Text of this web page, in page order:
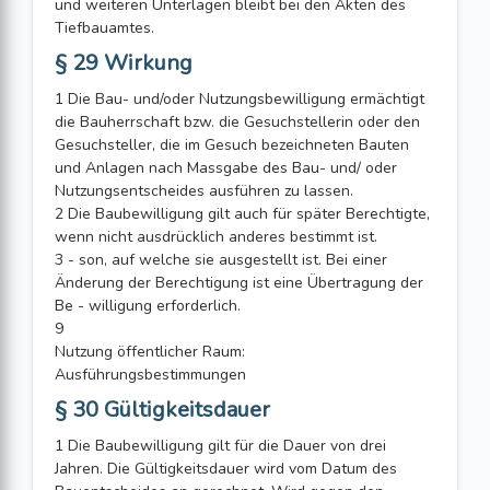
und weiteren Unterlagen bleibt bei den Akten des
Tiefbauamtes.
§ 29 Wirkung
1 Die Bau- und/oder Nutzungsbewilligung ermächtigt
die Bauherrschaft bzw. die Gesuchstellerin oder den
Gesuchsteller, die im Gesuch bezeichneten Bauten
und Anlagen nach Massgabe des Bau- und/ oder
Nutzungsentscheides ausführen zu lassen.
2 Die Baubewilligung gilt auch für später Berechtigte,
wenn nicht ausdrücklich anderes bestimmt ist.
3 - son, auf welche sie ausgestellt ist. Bei einer
Änderung der Berechtigung ist eine Übertragung der
Be - willigung erforderlich.
9
Nutzung öffentlicher Raum:
Ausführungsbestimmungen
§ 30 Gültigkeitsdauer
1 Die Baubewilligung gilt für die Dauer von drei
Jahren. Die Gültigkeitsdauer wird vom Datum des